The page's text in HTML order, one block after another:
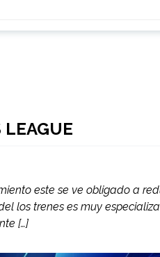
LEAGUE
este se ve obligado a
los trenes es muy
[…]